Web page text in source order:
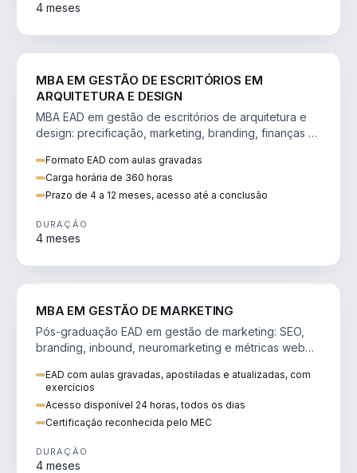
4 meses
MBA EM GESTÃO DE ESCRITÓRIOS EM
ARQUITETURA E DESIGN
MBA EAD em gestão de escritórios de arquitetura e
design: precificação, marketing, branding, finanças e
Formato EAD com aulas gravadas
Carga horária de 360 horas
Prazo de 4 a 12 meses, acesso até a conclusão
DURAÇÃO
4 meses
MBA EM GESTÃO DE MARKETING
Pós-graduação EAD em gestão de marketing: SEO,
branding, inbound, neuromarketing e métricas web
EAD com aulas gravadas, apostiladas e atualizadas, com
exercícios
Acesso disponível 24 horas, todos os dias
Certificação reconhecida pelo MEC
DURAÇÃO
4 meses